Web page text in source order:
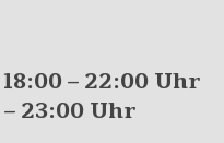
18:00 – 22:00 Uhr
– 23:00 Uhr